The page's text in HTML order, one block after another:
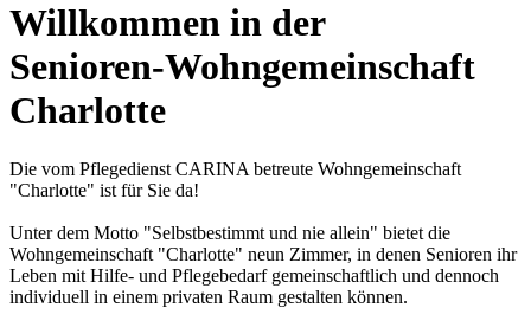
Willkommen in der
Senioren-Wohngemeinschaft
Charlotte
Die vom Pflegedienst CARINA betreute Wohngemeinschaft
"Charlotte" ist für Sie da!
Unter dem Motto "Selbstbestimmt und nie allein" bietet die
Wohngemeinschaft "Charlotte" neun Zimmer, in denen Senioren ihr
Leben mit Hilfe- und Pflegebedarf gemeinschaftlich und dennoch
individuell in einem privaten Raum gestalten können.